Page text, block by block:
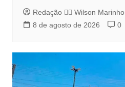
Redação 👨‍⚖️​ Wilson Marinho
8 de agosto de 2026
0